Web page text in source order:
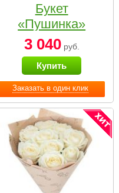
Заказать в один клик
Букет
«Пушинка»
3 040руб.
Купить